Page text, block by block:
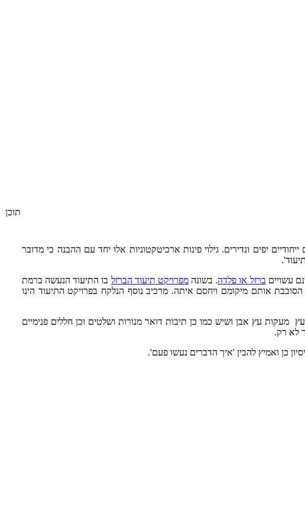
יפים ונדירים. גילוי פינות ארכיטקטוניות אלו יחד עם ההבנה כי מדובר
עשויים ברזל או פלדה. בשונהמפרויקט תיעוד הברזל בו התיעוד הנעשה ברמת
אותם מיקומם ויחסם איתה. מרכיב נוסף הנלקח בפרויקט התיעוד הינו
מעקות עץ אבן ושיש כמו כן תיבות דואר מנורות ושלטים וכן חללים פנימיים
לא רק.
כן ואמיץ להבין 'איך הדברים נעשו פעם'.
תוכן